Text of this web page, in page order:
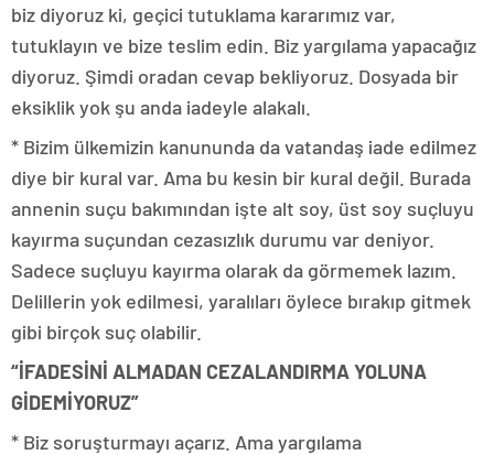
biz diyoruz ki, geçici tutuklama kararımız var,
tutuklayın ve bize teslim edin. Biz yargılama yapacağız
diyoruz. Şimdi oradan cevap bekliyoruz. Dosyada bir
eksiklik yok şu anda iadeyle alakalı.
* Bizim ülkemizin kanununda da vatandaş iade edilmez
diye bir kural var. Ama bu kesin bir kural değil. Burada
annenin suçu bakımından işte alt soy, üst soy suçluyu
kayırma suçundan cezasızlık durumu var deniyor.
Sadece suçluyu kayırma olarak da görmemek lazım.
Delillerin yok edilmesi, yaralıları öylece bırakıp gitmek
gibi birçok suç olabilir.
“İFADESİNİ ALMADAN CEZALANDIRMA YOLUNA
GİDEMİYORUZ”
* Biz soruşturmayı açarız. Ama yargılama